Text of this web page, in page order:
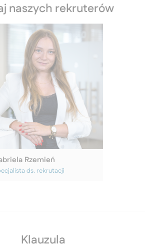
naszych rekruterów
Rzemień
ds. rekrutacji
Klauzula